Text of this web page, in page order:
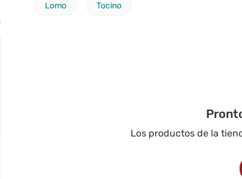
Lomo Tocino
Los productos de la